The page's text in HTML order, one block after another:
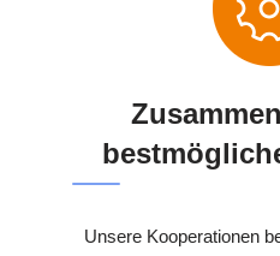
Unsere Kooperationen